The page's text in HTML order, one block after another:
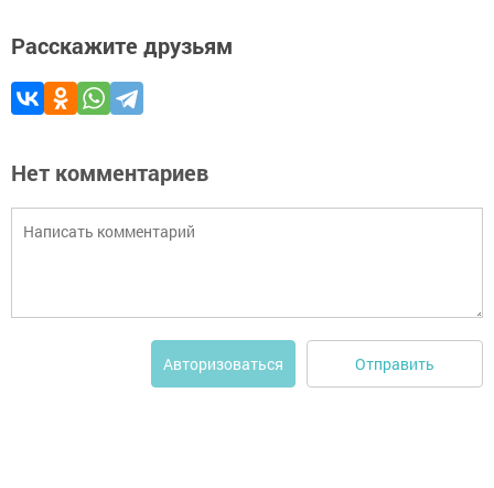
Расскажите друзьям
Нет комментариев
Авторизоваться Отправить